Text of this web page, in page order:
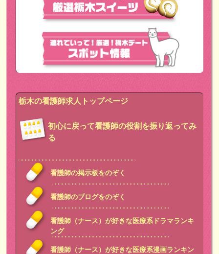
栃木の看護師求人トップページ
初心に戻って看護師の役割を振り返ってみ
る
看護師の掲示板をのぞく
看護師のブログをのぞく
看護師（ナース）が好きな医療系ドラマランキ
ング
看護師（ナース）が好きな医療系漫画ランキン